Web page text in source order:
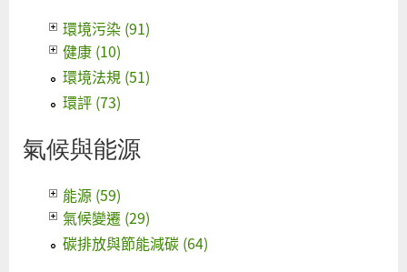
環境污染 (91)
健康 (10)
環境法規 (51)
環評 (73)
氣候與能源
能源 (59)
氣候變遷 (29)
碳排放與節能減碳 (64)